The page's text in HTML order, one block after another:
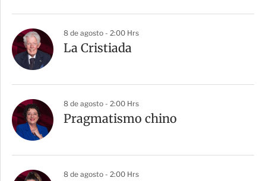
8 de agosto - 2:00 Hrs
La Cristiada
8 de agosto - 2:00 Hrs
Pragmatismo chino
8 de agosto - 2:00 Hrs